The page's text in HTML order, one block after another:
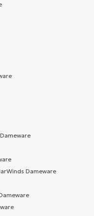
Dameware